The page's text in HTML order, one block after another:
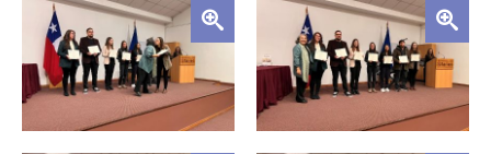
Zoom Zoom